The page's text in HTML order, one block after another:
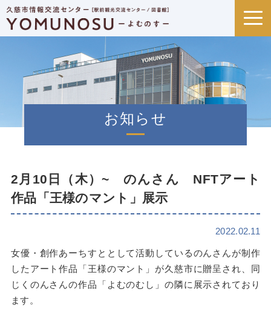
お知らせ
2月10日（木）~ のんさん NFTアート
作品「王様のマント」展示
2022.02.11
女優・創作あーちすととして活動しているのんさんが制作
したアート作品「王様のマント」が久慈市に贈呈され、同
じくのんさんの作品「よむのむし」の隣に展示されており
ます。